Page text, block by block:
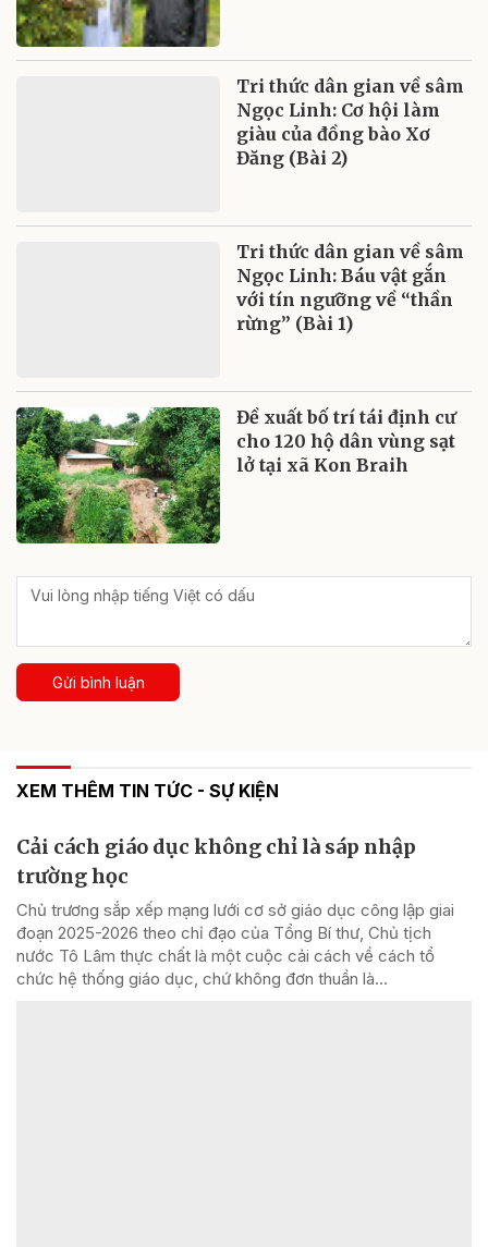
Tri thức dân gian về sâm
Ngọc Linh: Cơ hội làm
giàu của đồng bào Xơ
Đăng (Bài 2)
Tri thức dân gian về sâm
Ngọc Linh: Báu vật gắn
với tín ngưỡng về “thần
rừng” (Bài 1)
Đề xuất bố trí tái định cư
cho 120 hộ dân vùng sạt
lở tại xã Kon Braih
Gửi bình luận
XEM THÊM TIN TỨC - SỰ KIỆN
Cải cách giáo dục không chỉ là sáp nhập
trường học
Chủ trương sắp xếp mạng lưới cơ sở giáo dục công lập giai
đoạn 2025-2026 theo chỉ đạo của Tổng Bí thư, Chủ tịch
nước Tô Lâm thực chất là một cuộc cải cách về cách tổ
chức hệ thống giáo dục, chứ không đơn thuần là...